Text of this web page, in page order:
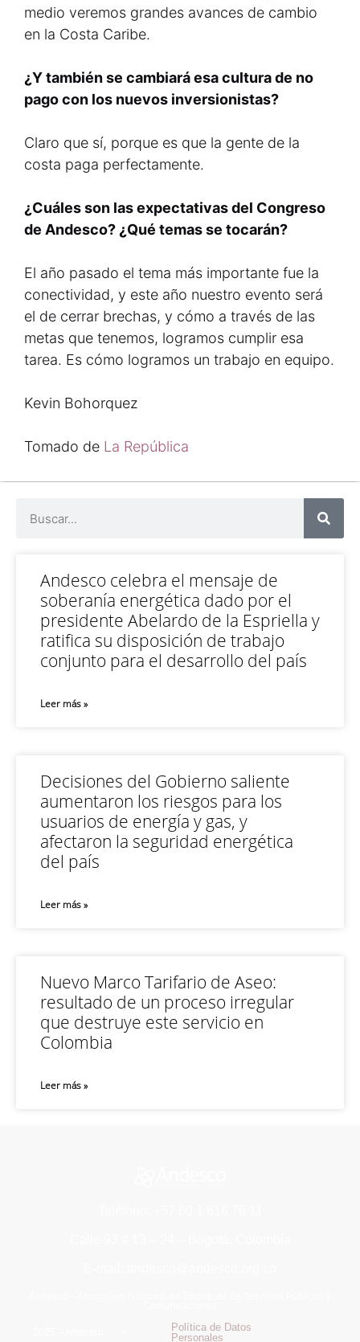
medio veremos grandes avances de cambio
en la Costa Caribe.
¿Y también se cambiará esa cultura de no
pago con los nuevos inversionistas?
Claro que sí, porque es que la gente de la
costa paga perfectamente.
¿Cuáles son las expectativas del Congreso
de Andesco? ¿Qué temas se tocarán?
El año pasado el tema más importante fue la
conectividad, y este año nuestro evento será
el de cerrar brechas, y cómo a través de las
metas que tenemos, logramos cumplir esa
tarea. Es cómo logramos un trabajo en equipo.
Kevin Bohorquez
Tomado de La República
Andesco celebra el mensaje de
soberanía energética dado por el
presidente Abelardo de la Espriella y
ratifica su disposición de trabajo
conjunto para el desarrollo del país
Leer más »
Decisiones del Gobierno saliente
aumentaron los riesgos para los
usuarios de energía y gas, y
afectaron la seguridad energética
del país
Leer más »
Nuevo Marco Tarifario de Aseo:
resultado de un proceso irregular
que destruye este servicio en
Colombia
Leer más »
Política de Datos
Personales